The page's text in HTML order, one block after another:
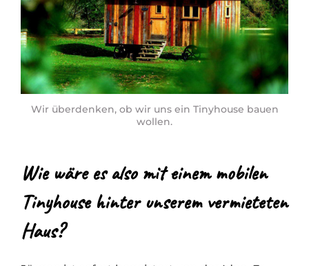
Wir überdenken, ob wir uns ein Tinyhouse bauen
wollen.
Wie wäre es also mit einem mobilen
Tinyhouse hinter unserem vermieteten
Haus?